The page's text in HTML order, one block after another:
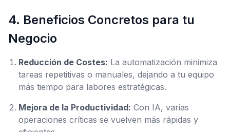
4. Beneficios Concretos para tu
Negocio
Reducción de Costes: La automatización minimiza
tareas repetitivas o manuales, dejando a tu equipo
más tiempo para labores estratégicas.
Mejora de la Productividad: Con IA, varias
operaciones críticas se vuelven más rápidas y